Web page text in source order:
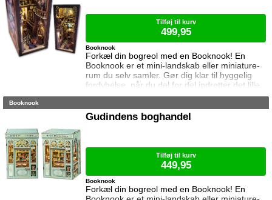
Forkæl din bogreol med en Booknook! En
Booknook er et mini-landskab eller miniature-
rum du selv samler. Gør dig klar til hyggelig
fordybelse, når du del for del indretter det lille
rum med de fineste detaljer. Med lukkede
og med det indbyggede lys, pynter den også i
mørke. I denne booknook besøger vi heksens
Booknook
Tilføj til kurv
499,95
Booknook
Gudindens boghandel
Forkæl din bogreol med en Booknook! En
Booknook
Tilføj til kurv
449,95